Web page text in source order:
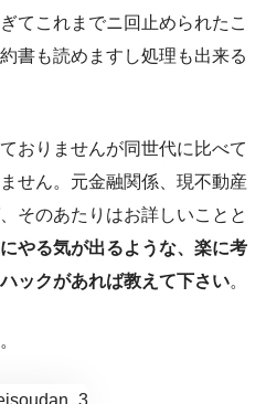
てこれまでニ回止められたこ
書も読めますし処理も出来る
おりませんが同世代に比べて
せん。元金融関係、現不動産
そのあたりはお詳しいことと
やる気が出るような、楽に考
ックがあれば教えて下さい。